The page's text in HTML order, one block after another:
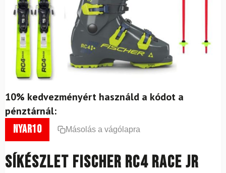
10% kedvezményért használd a kódot a
pénztárnál:
nyar10 Másolás a vágólapra
Síkészlet FISCHER RC4 Race JR